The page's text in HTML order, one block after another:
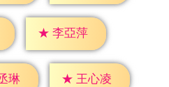
★ 李亞萍
琳 ★ 王心凌